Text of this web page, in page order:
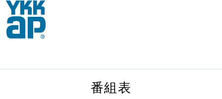
番組表